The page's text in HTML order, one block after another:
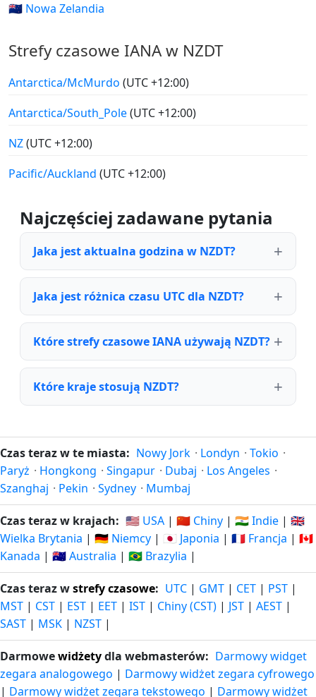
🇳🇿 Nowa Zelandia
Strefy czasowe IANA w NZDT
Antarctica/McMurdo (UTC +12:00)
Antarctica/South_Pole(UTC +12:00)
NZ(UTC +12:00)
Pacific/Auckland (UTC +12:00)
Najczęściej zadawane pytania
Jaka jest aktualna godzina w NZDT?
Jaka jest różnica czasu UTC dla NZDT?
Które strefy czasowe IANA używają NZDT?
Które kraje stosują NZDT?
Czas teraz w te miasta: Nowy Jork · Londyn · Tokio ·
Paryż · Hongkong · Singapur · Dubaj · Los Angeles ·
Szanghaj · Pekin · Sydney · Mumbaj
Czas teraz w krajach: 🇺🇸 USA | 🇨🇳 Chiny | 🇮🇳 Indie | 🇬🇧
Wielka Brytania | 🇩🇪 Niemcy | 🇯🇵 Japonia | 🇫🇷 Francja | 🇨🇦
Kanada | 🇦🇺 Australia | 🇧🇷 Brazylia |
Czas teraz wstrefy czasowe: UTC | GMT | CET | PST |
MST | CST | EST | EET | IST | Chiny (CST) | JST | AEST |
SAST | MSK | NZST |
Darmowewidżetydla webmasterów: Darmowy widget
zegara analogowego | Darmowy widżet zegara cyfrowego
| Darmowy widżet zegara tekstowego | Darmowy widżet